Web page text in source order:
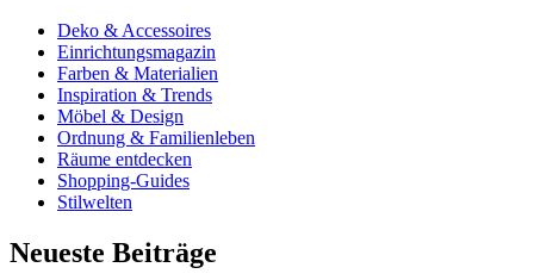
Deko & Accessoires
Einrichtungsmagazin
Farben & Materialien
Inspiration & Trends
Möbel & Design
Ordnung & Familienleben
Räume entdecken
Shopping-Guides
Stilwelten
Neueste Beiträge